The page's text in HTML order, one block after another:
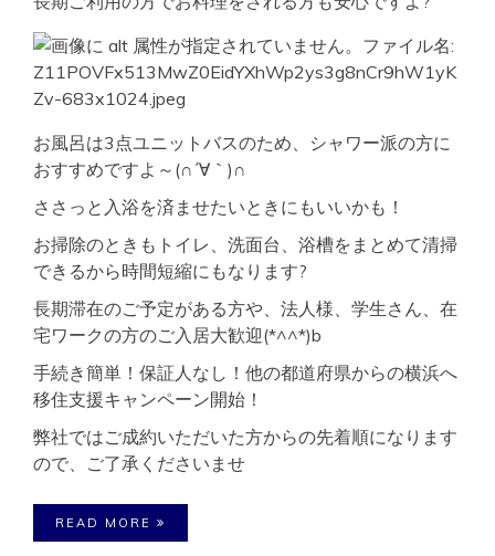
お風呂は3点ユニットバスのため、シャワー派の方に
おすすめですよ～(∩´∀｀)∩
ささっと入浴を済ませたいときにもいいかも！
お掃除のときもトイレ、洗面台、浴槽をまとめて清掃
できるから時間短縮にもなります?
長期滞在のご予定がある方や、法人様、学生さん、在
宅ワークの方のご入居大歓迎(*^^*)b
手続き簡単！保証人なし！他の都道府県からの横浜へ
移住支援キャンペーン開始！
弊社ではご成約いただいた方からの先着順になります
ので、ご了承くださいませ
READ MORE